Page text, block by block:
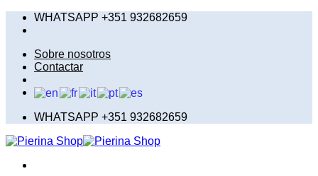
SaltarWHATSAPP +351 932682659
Sobre nosotros
Contactar
WHATSAPP +351 932682659